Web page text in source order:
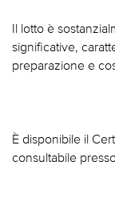
Il lotto è
significative,
preparazione e
È disponibile il
consultabile